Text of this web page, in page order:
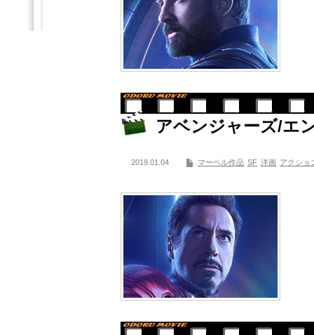
アベンジャーズ/エ
2019.01.04 マーベル作品 SF 洋画 アクショ